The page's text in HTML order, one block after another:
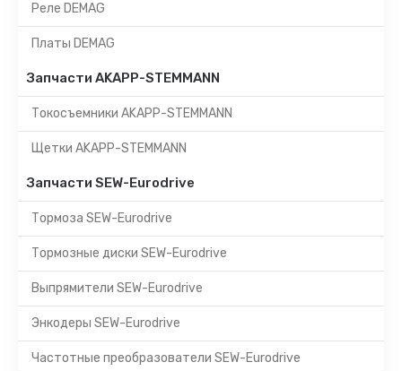
Реле DEMAG
Платы DEMAG
Запчасти AKAPP-STEMMANN
Токосъемники AKAPP-STEMMANN
Щетки AKAPP-STEMMANN
Запчасти SEW-Eurodrive
Тормоза SEW-Eurodrive
Тормозные диски SEW-Eurodrive
Выпрямители SEW-Eurodrive
Энкодеры SEW-Eurodrive
Частотные преобразователи SEW-Eurodrive